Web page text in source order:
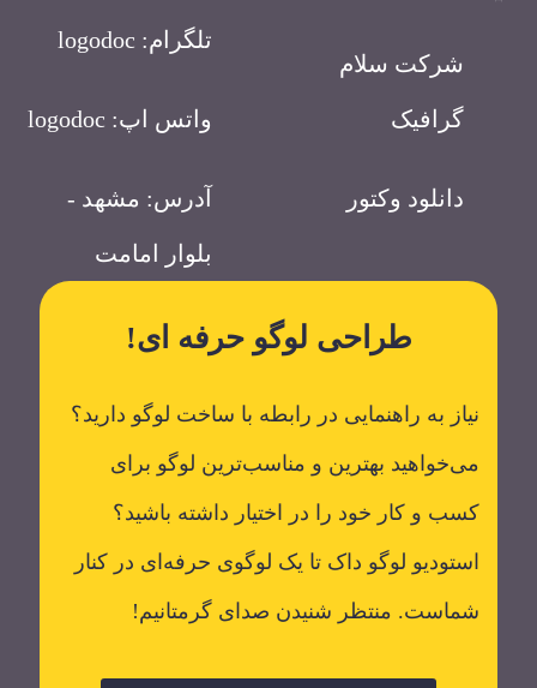
شرکت سلام
گرافیک
دانلود وکتور
تلگرام: logodoc
واتس اپ: logodoc
آدرس: مشهد -
بلوار امامت
طراحی لوگو حرفه ای!
نیاز به راهنمایی در رابطه با ساخت لوگو دارید؟
می‌خواهید بهترین و مناسب‌ترین لوگو برای
کسب و کار خود را در اختیار داشته باشید؟
استودیو لوگو داک تا یک لوگوی حرفه‌ای در کنار
شماست. منتظر شنیدن صدای گرمتانیم!